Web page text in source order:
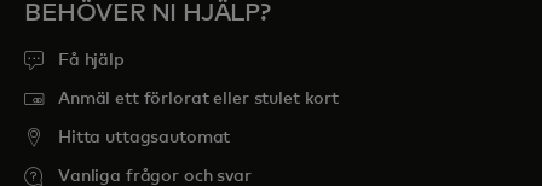
BEHÖVER NI HJÄLP?
Få hjälp
Anmäl ett förlorat eller stulet kort
Hitta uttagsautomat
Vanliga frågor och svar